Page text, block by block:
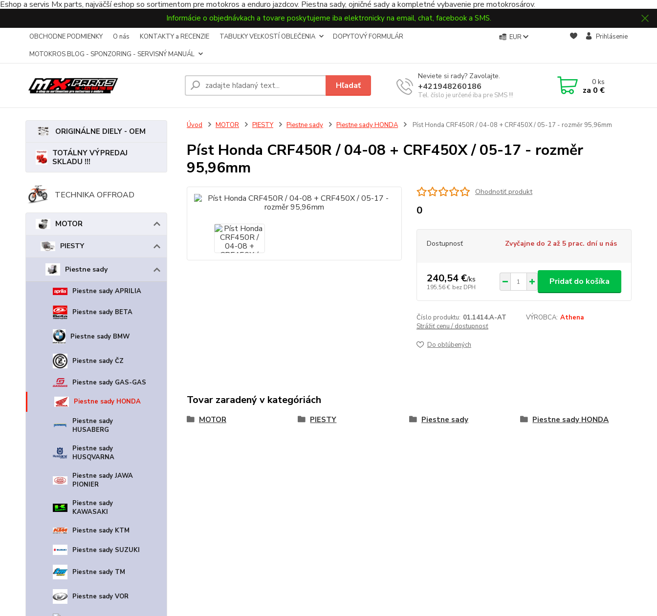
Eshop a servis Mx parts, najväčší eshop so sortimentom pre motokros a enduro jazdcov. Piestna sady, ojničné sady a kompletné vybavenie pre motokrosárov.
Informácie o objednávkach a tovare poskytujeme iba elektronicky na email, chat, facebook a SMS.
OBCHODNE PODMIENKY O nás KONTAKTY a RECENZIE TABUĽKY VEĽKOSTÍ OBLEČENIA
DOPYTOVÝ FORMULÁR
MOTOKROS BLOG - SPONZORING - SERVISNÝ MANUÁL
EUR Prihlásenie
Hľadať
Neviete si rady? Zavolajte.
+421948260186
Tel. číslo je určené iba pre SMS !!!
0ks
za 0 €
ORIGINÁLNE DIELY - OEM
TOTÁLNY VÝPREDAJ
SKLADU !!!
TECHNIKA OFFROAD
MOTOR
PIESTY
Piestne sady
Piestne sady APRILIA
Piestne sady BETA
Piestne sady BMW
Piestne sady ČZ
Piestne sady GAS-GAS
Piestne sady HONDA
Piestne sady
HUSABERG
Piestne sady
HUSQVARNA
Piestne sady JAWA
PIONIER
Piestne sady
KAWASAKI
Piestne sady KTM
Piestne sady SUZUKI
Piestne sady TM
Piestne sady VOR
Úvod MOTOR PIESTY Piestne sady Piestne sady HONDA Píst Honda CRF450R / 04-08 + CRF450X / 05-17 - rozměr 95,96mm
Píst Honda CRF450R / 04-08 + CRF450X / 05-17 - rozměr
95,96mm
Ohodnotiť produkt
0
Dostupnosť Zvyčajne do 2 až 5 prac. dní u nás
240,54 €/ks
195,56 € bez DPH
Pridať do košíka
Číslo produktu: 01.1414.A-AT VÝROBCA: Athena
Strážiť cenu / dostupnosť
Do obľúbených
Tovar zaradený v kategóriách
MOTOR PIESTY Piestne sady Piestne sady HONDA